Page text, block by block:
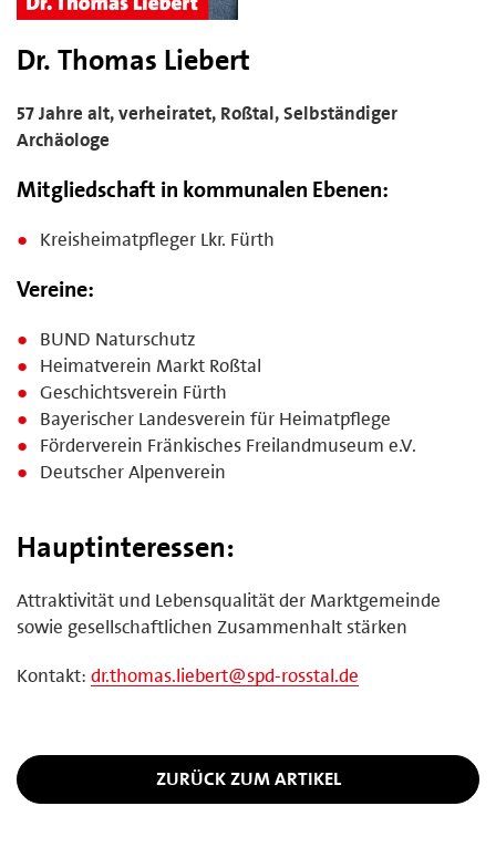
Dr. Thomas Liebert
57 Jahre alt, verheiratet, Roßtal, Selbständiger
Archäologe
Mitgliedschaft in kommunalen Ebenen:
Kreisheimatpfleger Lkr. Fürth
Vereine:
BUND Naturschutz
Heimatverein Markt Roßtal
Geschichtsverein Fürth
Bayerischer Landesverein für Heimatpflege
Förderverein Fränkisches Freilandmuseum e.V.
Deutscher Alpenverein
Hauptinteressen:
Attraktivität und Lebensqualität der Marktgemeinde
sowie gesellschaftlichen Zusammenhalt stärken
Kontakt: dr.thomas.liebert@spd-rosstal.de
ZURÜCK ZUM ARTIKEL